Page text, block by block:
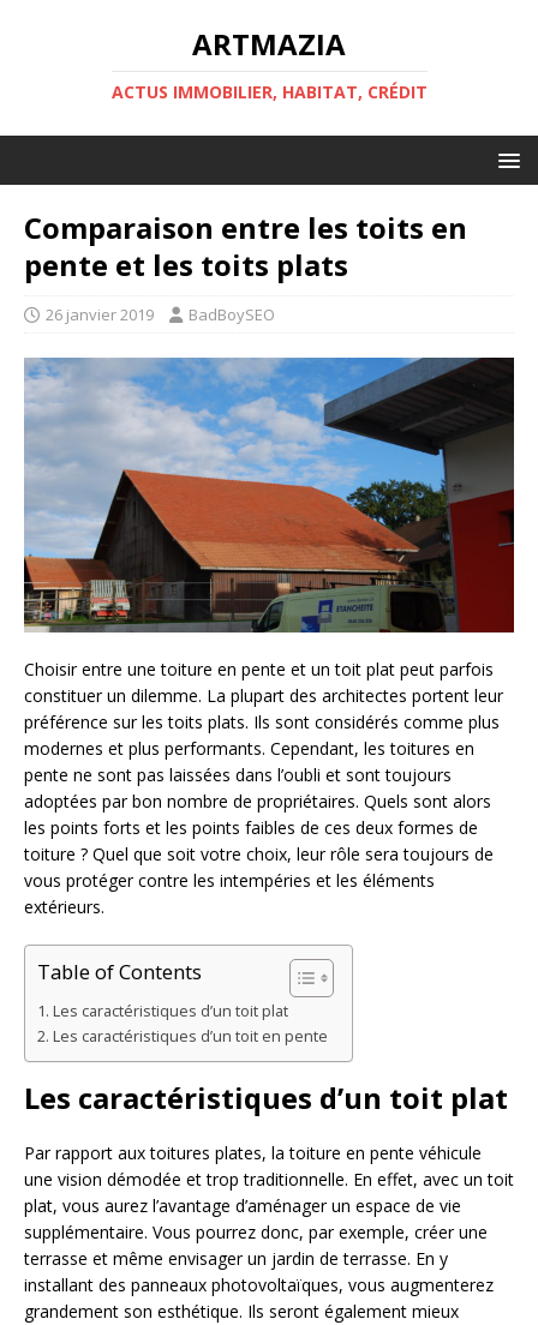
ARTMAZIA
ACTUS IMMOBILIER, HABITAT, CRÉDIT
Comparaison entre les toits en
pente et les toits plats
26 janvier 2019 BadBoySEO
Choisir entre une toiture en pente et un toit plat peut parfois
constituer un dilemme. La plupart des architectes portent leur
préférence sur les toits plats. Ils sont considérés comme plus
modernes et plus performants. Cependant, les toitures en
pente ne sont pas laissées dans l’oubli et sont toujours
adoptées par bon nombre de propriétaires. Quels sont alors
les points forts et les points faibles de ces deux formes de
toiture ? Quel que soit votre choix, leur rôle sera toujours de
vous protéger contre les intempéries et les éléments
extérieurs.
Table of Contents
Les caractéristiques d’un toit plat
Les caractéristiques d’un toit en pente
Les caractéristiques d’un toit plat
Par rapport aux toitures plates, la toiture en pente véhicule
une vision démodée et trop traditionnelle. En effet, avec un toit
plat, vous aurez l’avantage d’aménager un espace de vie
supplémentaire. Vous pourrez donc, par exemple, créer une
terrasse et même envisager un jardin de terrasse. En y
installant des panneaux photovoltaïques, vous augmenterez
grandement son esthétique. Ils seront également mieux